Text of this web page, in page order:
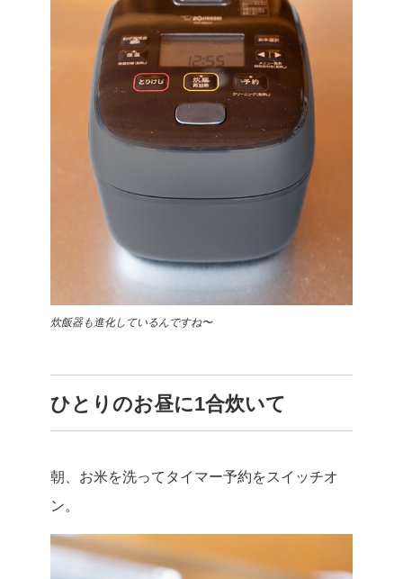
炊飯器も進化しているんですね〜
ひとりのお昼に1合炊いて
朝、お米を洗ってタイマー予約をスイッチオ
ン。